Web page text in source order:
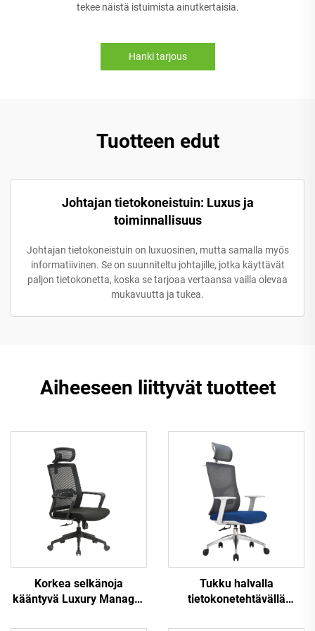
tekee näistä istuimista ainutkertaisia.
Hanki tarjous
Tuotteen edut
Johtajan tietokoneistuin: Luxus ja
toiminnallisuus
Johtajan tietokoneistuin on luxuosinen, mutta samalla myös
informatiivinen. Se on suunniteltu johtajille, jotka käyttävät
paljon tietokonetta, koska se tarjoaa vertaansa vailla olevaa
mukavuutta ja tukea.
Aiheeseen liittyvät tuotteet
Korkea selkänoja
kääntyvä Luxury Manager
Tukku halvalla
tietokonetehtävällä